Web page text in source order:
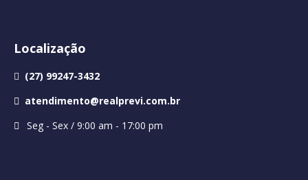
Localização
(27) 99247-3432
atendimento@realprevi.com.br
Seg - Sex / 9:00 am - 17:00 pm